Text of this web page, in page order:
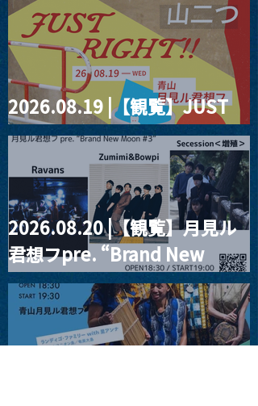
2026.08.19 |【観覧】JUST
RIGHT!! vol.27
2026.08.20 |【観覧】月見ル
君想フpre. “Brand New
Moon #3”